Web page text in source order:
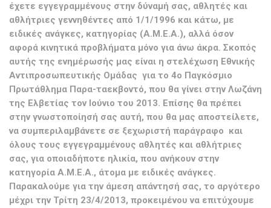
έχετε εγγεγραμμένους στην δύναμή σας, αθλητές και
αθλήτριες γεννηθέντες από 1/1/1996 και κάτω, με
ειδικές ανάγκες, κατηγορίας (Α.Μ.Ε.Α.), αλλά όσον
αφορά κινητικά προβλήματα μόνο για άνω άκρα. Σκοπός
αυτής της ενημέρωσής μας είναι η στελέχωση Εθνικής
Αντιπροσωπευτικής Ομάδας για το 4ο Παγκόσμιο
Πρωτάθλημα Παρα-ταεκβοντό, που θα γίνει στην Λωζάνη
της Ελβετίας τον Ιούνιο του 2013. Επίσης θα πρέπει
στην γνωστοποίησή σας αυτή, που θα μας αποστείλετε,
να συμπεριλαμβάνετε σε ξεχωριστή παράγραφο και
όλους τους εγγεγραμμένους αθλητές και αθλήτριες
σας, για οποιαδήποτε ηλικία, που ανήκουν στην
κατηγορία Α.Μ.Ε.Α., άτομα με ειδικές ανάγκες.
Παρακαλούμε για την άμεση απάντησή σας, το αργότερο
μέχρι την Τρίτη 23/4/2013, προκειμένου να επιτύχουμε